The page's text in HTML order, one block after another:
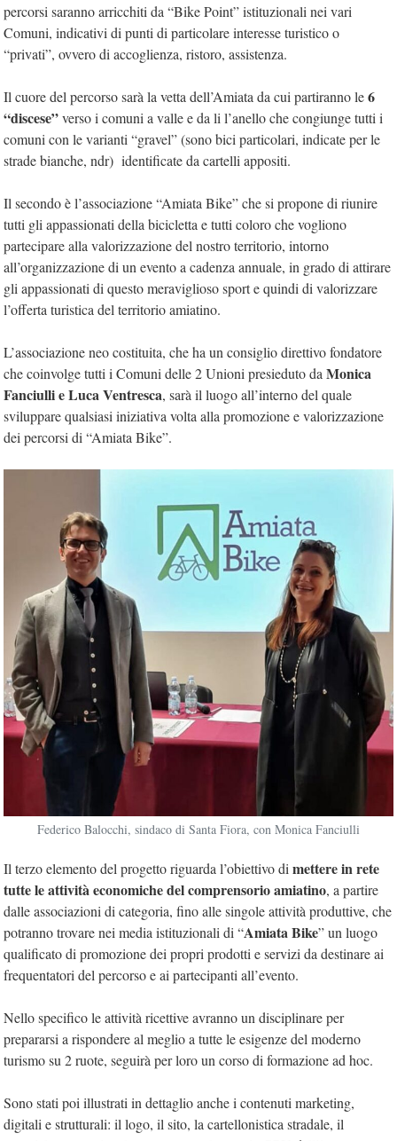
percorsi saranno arricchiti da “Bike Point” istituzionali nei vari
Comuni, indicativi di punti di particolare interesse turistico o
“privati”, ovvero di accoglienza, ristoro, assistenza.
Il cuore del percorso sarà la vetta dell’Amiata da cui partiranno le6
“discese”verso i comuni a valle e da li l’anello che congiunge tutti i
comuni con le varianti “gravel” (sono bici particolari, indicate per le
strade bianche, ndr) identificate da cartelli appositi.
Il secondo è l’associazione “Amiata Bike” che si propone di riunire
tutti gli appassionati della bicicletta e tutti coloro che vogliono
partecipare alla valorizzazione del nostro territorio, intorno
all’organizzazione di un evento a cadenza annuale, in grado di attirare
gli appassionati di questo meraviglioso sport e quindi di valorizzare
l’offerta turistica del territorio amiatino.
L’associazione neo costituita, che ha un consiglio direttivo fondatore
che coinvolge tutti i Comuni delle 2 Unioni presieduto daMonica
Fanciulli e Luca Ventresca, sarà il luogo all’interno del quale
sviluppare qualsiasi iniziativa volta alla promozione e valorizzazione
dei percorsi di “Amiata Bike”.
Federico Balocchi, sindaco di Santa Fiora, con Monica Fanciulli
Il terzo elemento del progetto riguarda l’obiettivo dimettere in rete
tutte le attività economiche del comprensorio amiatino, a partire
dalle associazioni di categoria, fino alle singole attività produttive, che
potranno trovare nei media istituzionali di “Amiata Bike” un luogo
qualificato di promozione dei propri prodotti e servizi da destinare ai
frequentatori del percorso e ai partecipanti all’evento.
Nello specifico le attività ricettive avranno un disciplinare per
prepararsi a rispondere al meglio a tutte le esigenze del moderno
turismo su 2 ruote, seguirà per loro un corso di formazione ad hoc.
Sono stati poi illustrati in dettaglio anche i contenuti marketing,
digitali e strutturali: il logo, il sito, la cartellonistica stradale, il